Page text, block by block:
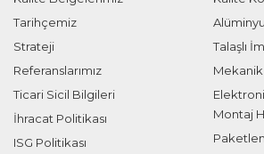
Tarihçemiz
Strateji
Referanslarımız
Ticari Sicil Bilgileri
İhracat Politikası
ISG Politikası
Talaşlı
Mekanik
Montaj